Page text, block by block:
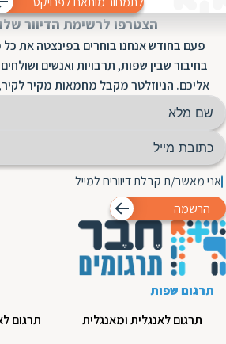
הצטרפו לרשימת הדיוור
פעם בחודש אנחנו בוחרים בפינצטה את כל
בחיבור שבין שפות, תרבויות ואנשים
אליכם. הניוזלטר מקבל מחמאות מקיר
אני מאשר/ת קבלת דיוורים למייל
הרשמה
תרגום שפות
תרגום לאנגלית ומאנגלית
תרגום